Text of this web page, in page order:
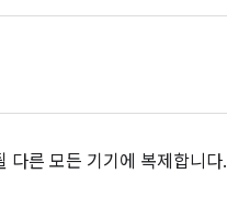
다른 모든 기기에 복제합니다.